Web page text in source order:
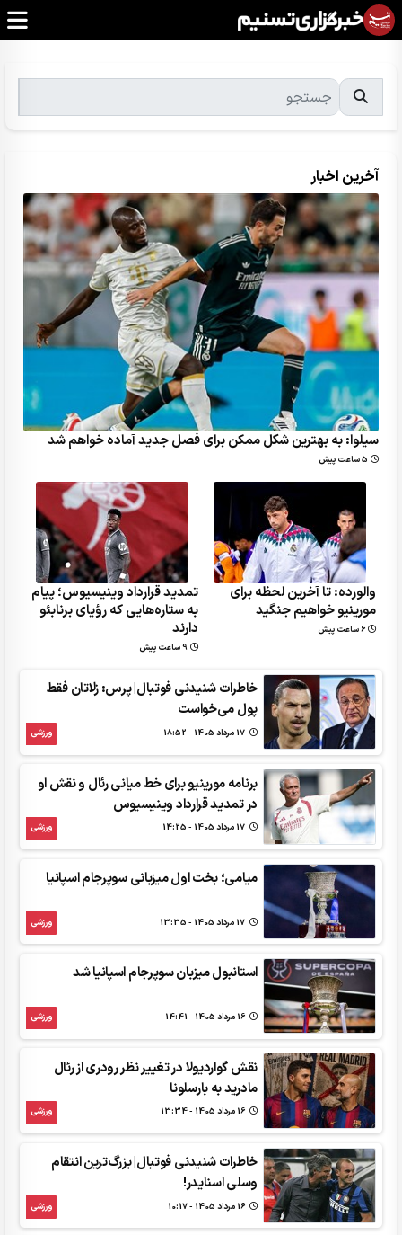
آخرین اخبار
سیلوا: به بهترین شکل ممکن برای فصل جدید آماده خواهم شد
5 ساعت پیش
والورده: تا آخرین لحظه برای
مورینیو خواهیم جنگید
6 ساعت پیش
تمدید قرارداد وینیسیوس؛ پیام
به ستاره‌هایی که رؤیای برنابئو
دارند
9 ساعت پیش
خاطرات شنیدنی فوتبال| پرس: زلاتان فقط
پول می‌خواست
ورزشی
برنامه مورینیو برای خط میانی رئال و نقش او
در تمدید قرارداد وینیسیوس
ورزشی
میامی؛ بخت اول میزبانی سوپرجام اسپانیا
ورزشی
استانبول میزبان سوپرجام اسپانیا شد
ورزشی
نقش گواردیولا در تغییر نظر رودری از رئال
مادرید به بارسلونا
ورزشی
خاطرات شنیدنی فوتبال| بزرگ‌ترین انتقام
وسلی اسنایدر!
ورزشی